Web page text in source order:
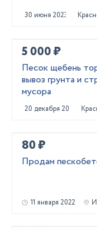
30 июня 2023
5 000 ₽
Песок щебень
вывоз грунта и
мусора
20 декабря 2020
80 ₽
Продам
11 января 2022